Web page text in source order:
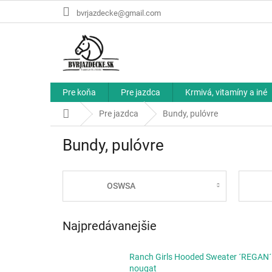
bvrjazdecke@gmail.com
Pre koňa Pre jazdca Krmivá, vitamíny a iné
DomovPre jazdca Bundy, pulóvre
Bundy, pulóvre
OSWSA
Najpredávanejšie
Ranch Girls Hooded Sweater ´REGAN´
nougat